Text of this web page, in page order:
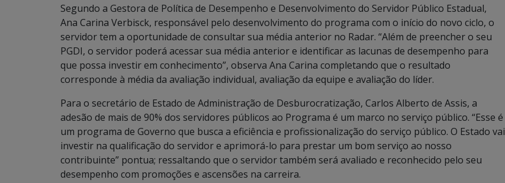
Segundo a Gestora de Política de Desempenho e Desenvolvimento do Servidor Público Estadual,
Ana Carina Verbisck, responsável pelo desenvolvimento do programa com o início do novo ciclo, o
servidor tem a oportunidade de consultar sua média anterior no Radar. “Além de preencher o seu
PGDI, o servidor poderá acessar sua média anterior e identificar as lacunas de desempenho para
que possa investir em conhecimento”, observa Ana Carina completando que o resultado
corresponde à média da avaliação individual, avaliação da equipe e avaliação do líder.
Para o secretário de Estado de Administração de Desburocratização, Carlos Alberto de Assis, a
adesão de mais de 90% dos servidores públicos ao Programa é um marco no serviço público. “Esse é
um programa de Governo que busca a eficiência e profissionalização do serviço público. O Estado vai
investir na qualificação do servidor e aprimorá-lo para prestar um bom serviço ao nosso
contribuinte” pontua; ressaltando que o servidor também será avaliado e reconhecido pelo seu
desempenho com promoções e ascensões na carreira.